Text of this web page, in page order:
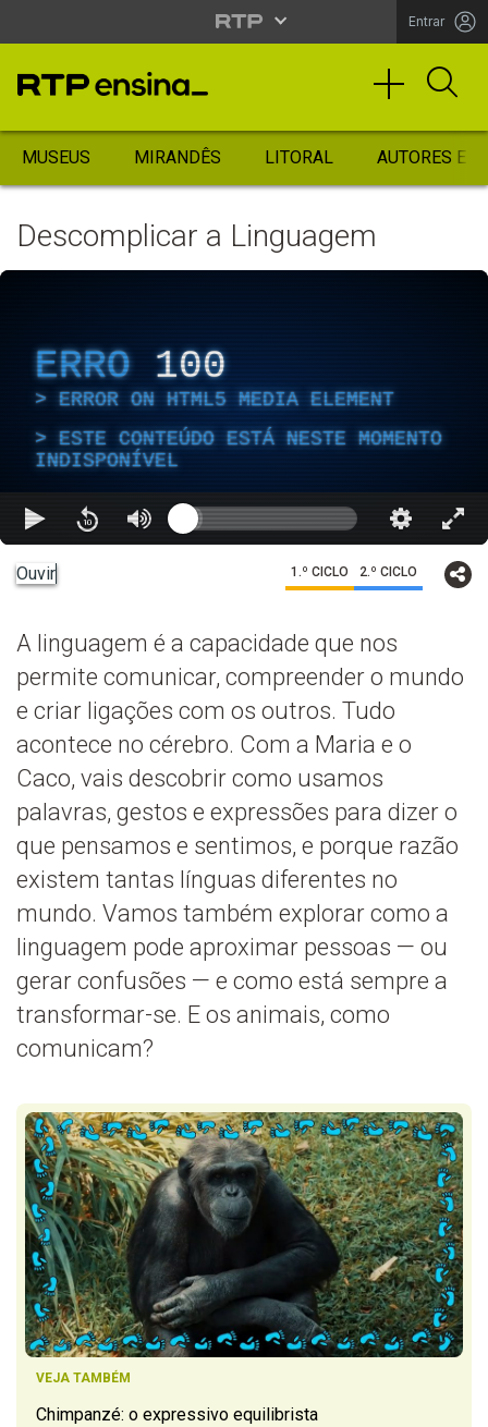
Entrar
MUSEUS MIRANDÊS LITORAL AUTORES
Descomplicar a Linguagem
ERRO 100
ERROR ON HTML5 MEDIA ELEMENT
ESTE CONTEÚDO ESTÁ NESTE MOMENTO
INDISPONÍVEL
Ouvir 1.º CICLO 2.º CICLO
A linguagem é a capacidade que nos
permite comunicar, compreender o mundo
e criar ligações com os outros. Tudo
acontece no cérebro. Com a Maria e o
Caco, vais descobrir como usamos
palavras, gestos e expressões para dizer o
que pensamos e sentimos, e porque razão
existem tantas línguas diferentes no
mundo. Vamos também explorar como a
linguagem pode aproximar pessoas — ou
gerar confusões — e como está sempre a
transformar-se. E os animais, como
comunicam?
VEJA TAMBÉM
Chimpanzé: o expressivo equilibrista